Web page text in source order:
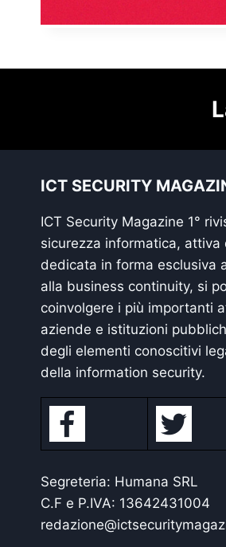
ICT SECURITY
ICT Security Magazine 1°
sicurezza informatica, attiva
dedicata in forma esclusiva
alla business continuity, si
coinvolgere i più importanti
aziende e istituzioni
degli elementi conoscitivi
della information security.
Segreteria: Humana SRL
C.F e P.IVA: 13642431004